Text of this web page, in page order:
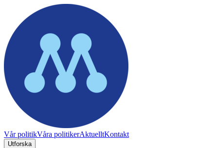
Vår politikVåra politikerAktuelltKontakt
Utforska